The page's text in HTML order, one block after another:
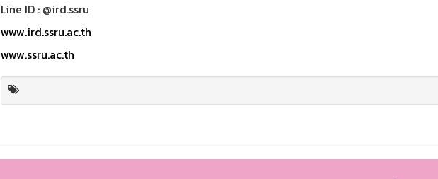
Line ID : @ird.ssru
www.ird.ssru.ac.th
www.ssru.ac.th